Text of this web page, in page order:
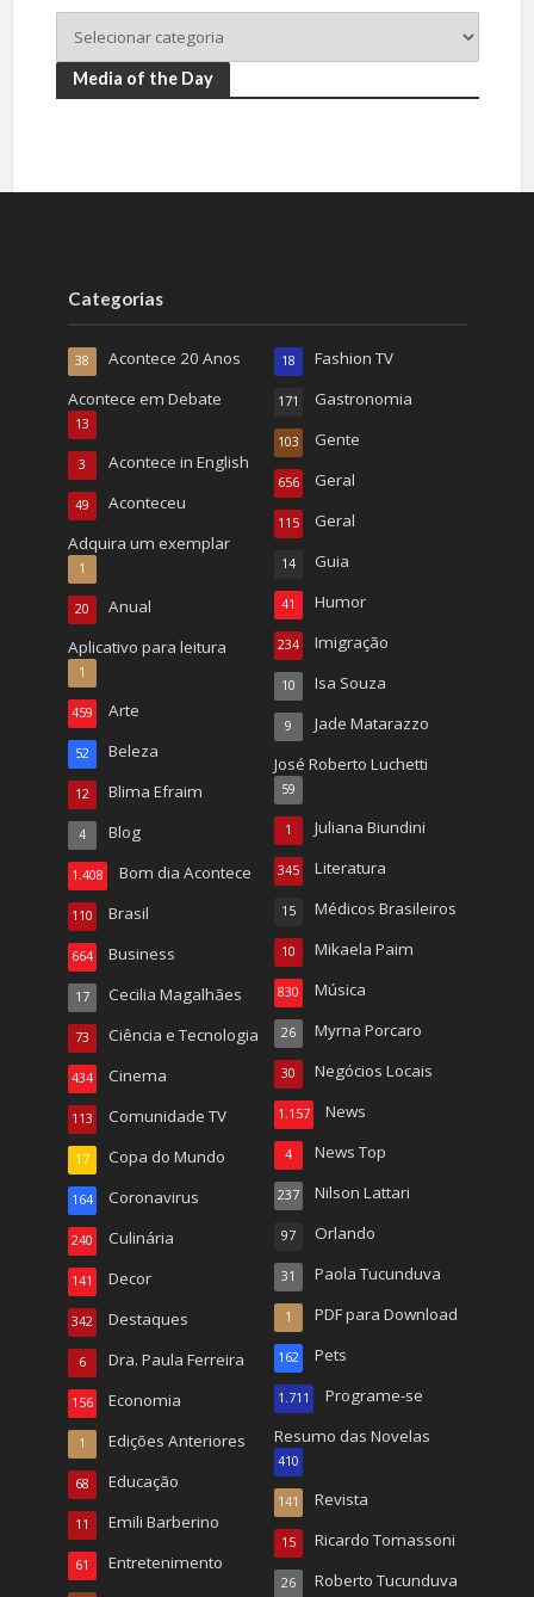
Media of the Day
Categorias
Acontece 20 Anos
38
Acontece em Debate
13
Acontece in English
3
Aconteceu
49
Adquira um exemplar
1
Anual
20
Aplicativo para leitura
1
Arte
459
Beleza
52
Blima Efraim
12
Blog
4
Bom dia Acontece
1.408
Brasil
110
Business
664
Cecilia Magalhães
17
Ciência e Tecnologia
73
Cinema
434
Comunidade TV
113
Copa do Mundo
17
Coronavirus
164
Culinária
240
Decor
141
Destaques
342
Dra. Paula Ferreira
6
Economia
156
Edições Anteriores
1
Educação
68
Emili Barberino
11
Entretenimento
61
Fashion TV
18
Gastronomia
171
Gente
103
Geral
656
Geral
115
Guia
14
Humor
41
Imigração
234
Isa Souza
10
Jade Matarazzo
9
José Roberto Luchetti
59
Juliana Biundini
1
Literatura
345
Médicos Brasileiros
15
Mikaela Paim
10
Música
830
Myrna Porcaro
26
Negócios Locais
30
News
1.157
News Top
4
Nilson Lattari
237
Orlando
97
Paola Tucunduva
31
PDF para Download
1
Pets
162
Programe-se
1.711
Resumo das Novelas
410
Revista
141
Ricardo Tomassoni
15
Roberto Tucunduva
26